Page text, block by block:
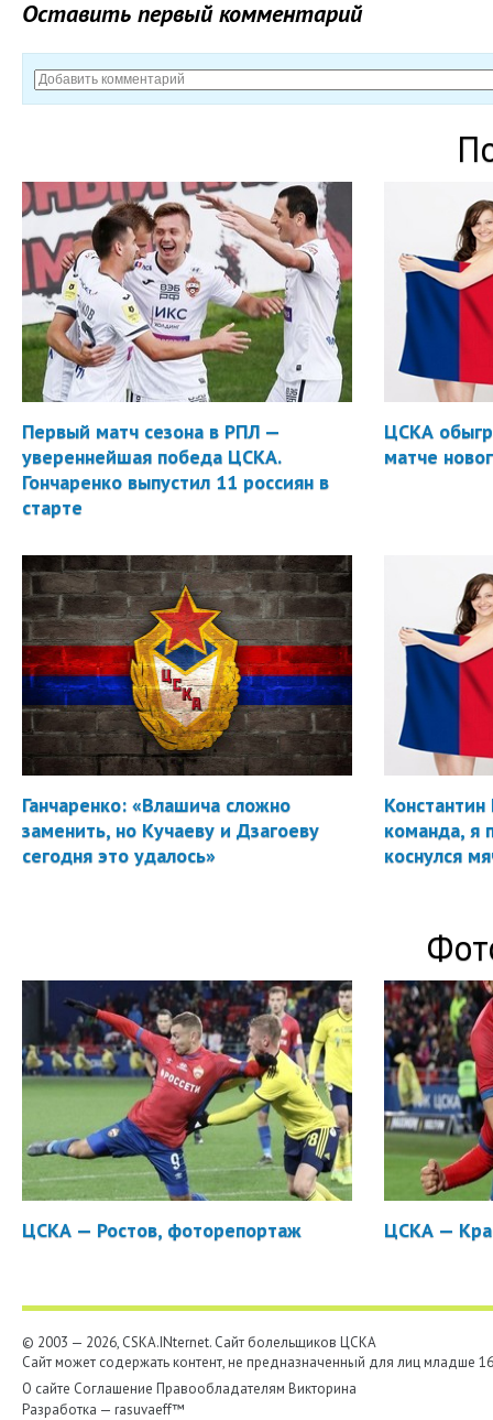
Оставить первый комментарий
Первый матч сезона в РПЛ —
увереннейшая победа ЦСКА.
Гончаренко выпустил 11 россиян в
старте
ЦСКА
матче
Ганчаренко: «Влашича сложно
заменить, но Кучаеву и Дзагоеву
сегодня это удалось»
Константин
команда, я
коснулся
ЦСКА — Ростов, фоторепортаж ЦСКА —
© 2003 — 2026, CSKA.INternet. Cайт болельщиков ЦСКА
Сайт может содержать контент, не предназначенный для лиц младше
О сайте Соглашение Правообладателям Викторина
Разработка — rasuvaeff™